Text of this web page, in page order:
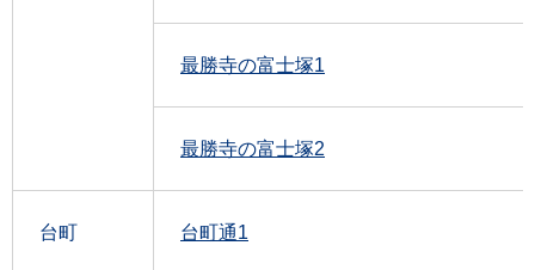
最勝寺の富士塚1
最勝寺の富士塚2
台町 台町通1